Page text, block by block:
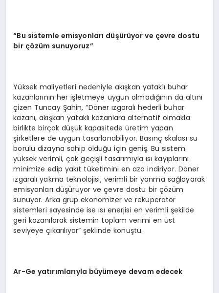
“Bu sistemle emisyonları düşürüyor ve çevre dostu
bir çözüm sunuyoruz”
Yüksek maliyetleri nedeniyle akışkan yataklı buhar
kazanlarının her işletmeye uygun olmadığının da altını
çizen Tuncay Şahin, “Döner ızgaralı hederli buhar
kazanı, akışkan yataklı kazanlara alternatif olmakla
birlikte birçok düşük kapasitede üretim yapan
şirketlere de uygun tasarlanabiliyor. Basınç skalası su
borulu dizayna sahip olduğu için geniş. Bu sistem
yüksek verimli, çok geçişli tasarımıyla ısı kayıplarını
minimize edip yakıt tüketimini en aza indiriyor. Döner
ızgaralı yakma teknolojisi, verimli bir yanma sağlayarak
emisyonları düşürüyor ve çevre dostu bir çözüm
sunuyor. Arka grup ekonomizer ve reküperatör
sistemleri sayesinde ise ısı enerjisi en verimli şekilde
geri kazanılarak sistemin toplam verimi en üst
seviyeye çıkarılıyor” şeklinde konuştu.
Ar-Ge yatırımlarıyla büyümeye devam edecek